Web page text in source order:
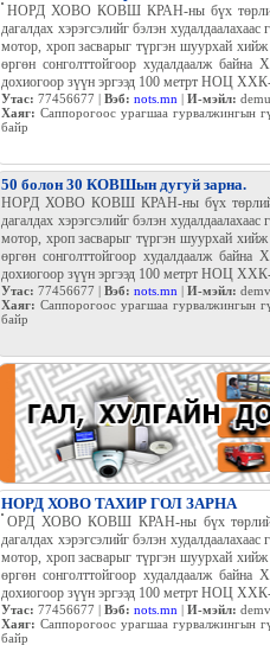
Кабин халаагч зарна
НОРД ХОВО КОВШ
хөдөлгүүрийн эд анги,
найдвартай үйлдвэрээс
гүйцэтгэнэ. Хүнд
худалдаалж байна Хаяг:
зүүн эргээд 100 метрт НОЦ ХХК-н байр /
Хаяг:Саппорогоос урагшаа гурвалжингын
байр
50 болон 30 КОВШын дугуй зарна.
НОРД ХОВО КОВШ КРАН-ны бүх
хөдөлгүүрийн эд анги, дагалдах
найдвартай үйлдвэрээс нь нийлүүлж
гүйцэтгэнэ. Хүнд даацын машины бүх
худалдаалж байна Хаяг: Саппорогоос
Утас:77456677 |Вэб: nots.mn|И-мэйл:
Хаяг:Саппорогоос урагшаа гурвалжингын
байр
НОРД ХОВО ТАХИР ГОЛ ЗАРНА
ОРД ХОВО КОВШ КРАН-ны бүх
анги, дагалдах хэрэгсэлийг
нийлүүлж байна.Мөн мотор, хроп